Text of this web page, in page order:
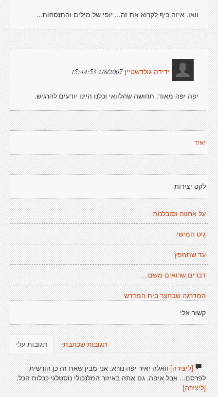
וואו. איזה כיף לקרוא את זה... יופי של מילים והתנסחות...
ידידה גולדשטיין 2/8/2007 15:44:53
יפה יפה מאוד. תחושה שהלוואי וכלנו היינו יודעים להרגיש.
יאיר
לקט יצירות
על אחווה וסובלנות
גַיִס חמישי
עד שתחפץ
דברים שרואים משם...
המדרגה שבחצר בית המדרש
קשור אלי
תגובות עלי תגובות שכתבתי
[ליצירה]וואלה יאיר יפה נורא. אני מבין שאת זה כן הורשית
לפרסם... אבל איפה, גם אתה באיזור המלנכולי נוסטלגי ככלות הכל.
[ליצירה]